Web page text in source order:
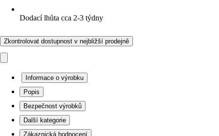
Dodací lhůta cca 2-3 týdny
Zkontrolovat dostupnost v nejbližší prodejně
Informace o výrobku
Popis
Bezpečnost výrobků
Další kategorie
Zákaznická hodnocení